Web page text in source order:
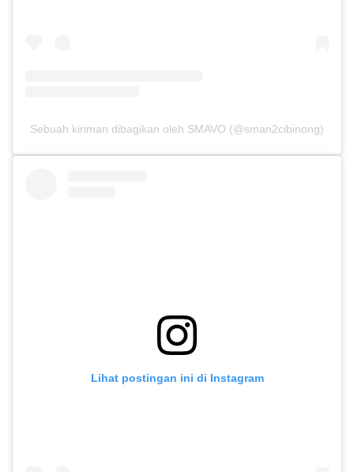
Sebuah kiriman dibagikan oleh SMAVO (@sman2cibinong)
Lihat postingan ini di Instagram